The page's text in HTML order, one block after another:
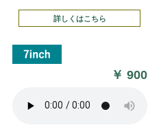
詳しくはこちら
￥900